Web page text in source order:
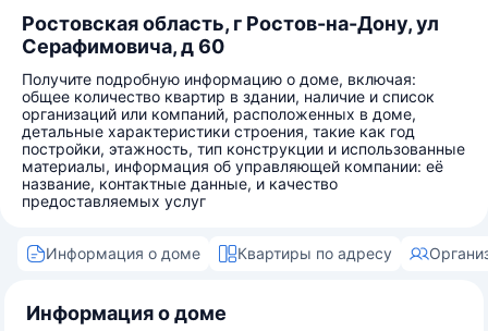
Ростовская область, г Ростов-на-Дону, ул
Серафимовича, д 60
Получите подробную информацию о доме, включая:
общее количество квартир в здании, наличие и список
организаций или компаний, расположенных в доме,
детальные характеристики строения, такие как год
постройки, этажность, тип конструкции и использованные
материалы, информация об управляющей компании: её
название, контактные данные, и качество
предоставляемых услуг
Информация о доме Квартиры по адресу
Информация о доме